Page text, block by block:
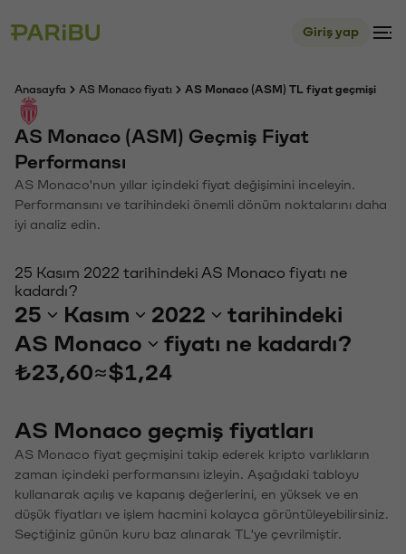
Giriş yap
Anasayfa AS Monaco fiyatı AS Monaco (ASM) TL fiyat geçmişi
AS Monaco (ASM) Geçmiş Fiyat
Performansı
AS Monaco'nun yıllar içindeki fiyat değişimini inceleyin.
Performansını ve tarihindeki önemli dönüm noktalarını daha
iyi analiz edin.
25 Kasım 2022 tarihindeki AS Monaco fiyatı ne
kadardı?
25 Kasım 2022
tarihindeki
AS Monaco
fiyatı ne kadardı?
₺23,60≈$1,24
AS Monaco geçmiş fiyatları
AS Monaco fiyat geçmişini takip ederek kripto varlıkların
zaman içindeki performansını izleyin. Aşağıdaki tabloyu
kullanarak açılış ve kapanış değerlerini, en yüksek ve en
düşük fiyatları ve işlem hacmini kolayca görüntüleyebilirsiniz.
Seçtiğiniz günün kuru baz alınarak TL'ye çevrilmiştir.